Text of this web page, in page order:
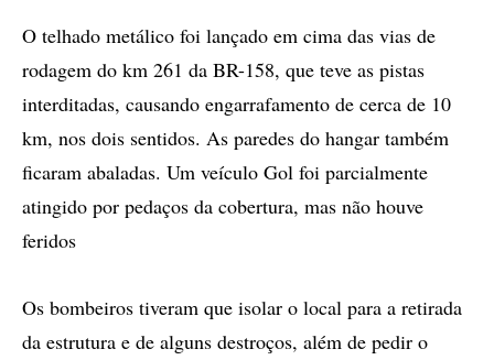
O telhado metálico foi lançado em cima das vias de
rodagem do km 261 da BR-158, que teve as pistas
interditadas, causando engarrafamento de cerca de 10
km, nos dois sentidos. As paredes do hangar também
ficaram abaladas. Um veículo Gol foi parcialmente
atingido por pedaços da cobertura, mas não houve
feridos
Os bombeiros tiveram que isolar o local para a retirada
da estrutura e de alguns destroços, além de pedir o